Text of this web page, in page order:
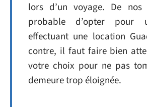
lors d’un voyage. De
probable d’opter
effectuant une location
contre, il faut faire bien
votre choix pour ne pas
demeure trop éloignée.